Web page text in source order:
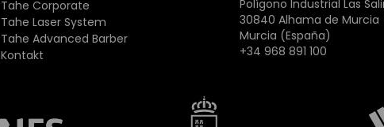
Tahe Corporate
Tahe Laser System
Tahe Advanced Barber
Kontakt
Polígono Industrial Las
30840 Alhama de Murcia
Murcia (España)
+34 968 891 100